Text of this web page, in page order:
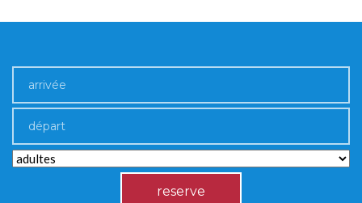
reserve